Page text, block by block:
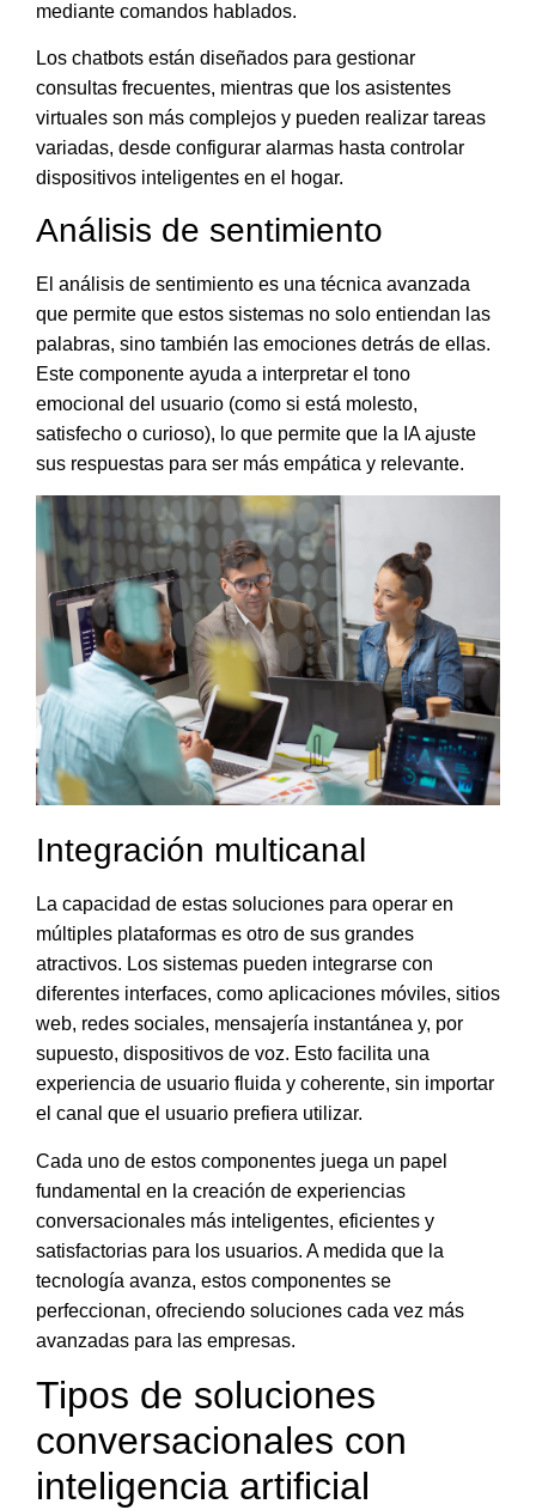
mediante comandos hablados.
Los chatbots están diseñados para gestionar
consultas frecuentes, mientras que los asistentes
virtuales son más complejos y pueden realizar tareas
variadas, desde configurar alarmas hasta controlar
dispositivos inteligentes en el hogar.
Análisis de sentimiento
El análisis de sentimiento es una técnica avanzada
que permite que estos sistemas no solo entiendan las
palabras, sino también las emociones detrás de ellas.
Este componente ayuda a interpretar el tono
emocional del usuario (como si está molesto,
satisfecho o curioso), lo que permite que la IA ajuste
sus respuestas para ser más empática y relevante.
Integración multicanal
La capacidad de estas soluciones para operar en
múltiples plataformas es otro de sus grandes
atractivos. Los sistemas pueden integrarse con
diferentes interfaces, como aplicaciones móviles, sitios
web, redes sociales, mensajería instantánea y, por
supuesto, dispositivos de voz. Esto facilita una
experiencia de usuario fluida y coherente, sin importar
el canal que el usuario prefiera utilizar.
Cada uno de estos componentes juega un papel
fundamental en la creación de experiencias
conversacionales más inteligentes, eficientes y
satisfactorias para los usuarios. A medida que la
tecnología avanza, estos componentes se
perfeccionan, ofreciendo soluciones cada vez más
avanzadas para las empresas.
Tipos de soluciones
conversacionales con
inteligencia artificial